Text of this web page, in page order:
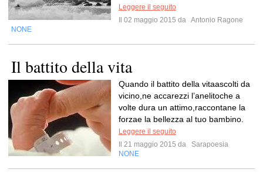
Leggere il seguito
Il 02 maggio 2015 da Antonio Ragone
NONE
Il battito della vita
Quando il battito della vitaascolti da
vicino,ne accarezzi l’anelitoche a
volte dura un attimo,raccontane la
forzae la bellezza al tuo bambino.
Leggere il seguito
Il 21 maggio 2015 da
Sarapoesia
NONE